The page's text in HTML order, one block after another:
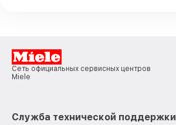
Сеть официальных сервисных центров
Miele
Служба технической поддержки